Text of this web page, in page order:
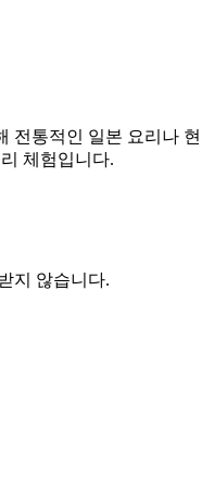
전통적인 일본 요리나 현
체험입니다.
지 않습니다.